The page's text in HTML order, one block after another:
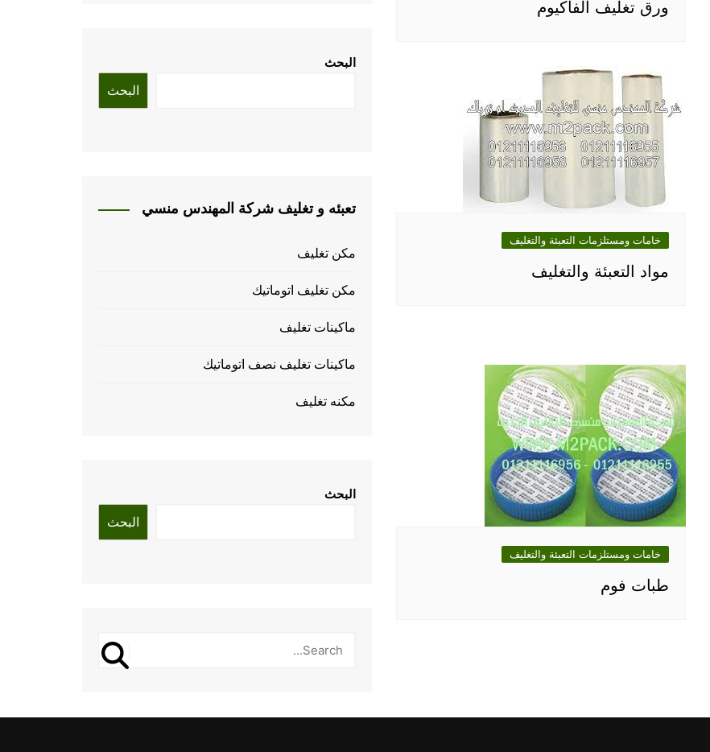
ورق تغليف الفاكيوم
خامات ومستلزمات التعبئة والتغليف
مواد التعبئة والتغليف
خامات ومستلزمات التعبئة والتغليف
طبات فوم
البحث
البحث
تعبئه و تغليف شركة المهندس منسي
مكن تغليف
مكن تغليف اتوماتيك
ماكينات تغليف
ماكينات تغليف نصف اتوماتيك
مكنه تغليف
البحث
البحث